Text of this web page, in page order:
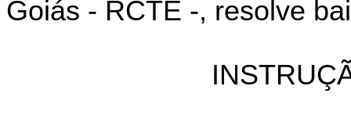
Goiás - RCTE -, resolve